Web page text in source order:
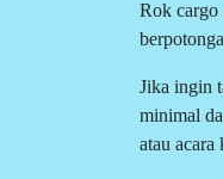
Rok cargo
Jika ingin
minimal
atau acara